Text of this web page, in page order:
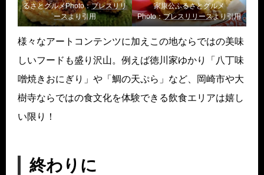
るさとグルメPhoto：プレスリリ
ースより引用
家康公ふるさとグルメ
Photo：プレスリリースより引用
様々なアートコンテンツに加えこの地ならではの美味
しいフードも盛り沢山。例えば徳川家ゆかり「八丁味
噌焼きおにぎり」や「鯛の天ぷら」など、岡崎市や大
樹寺ならではの食文化を体験できる飲食エリアは嬉し
い限り！
終わりに